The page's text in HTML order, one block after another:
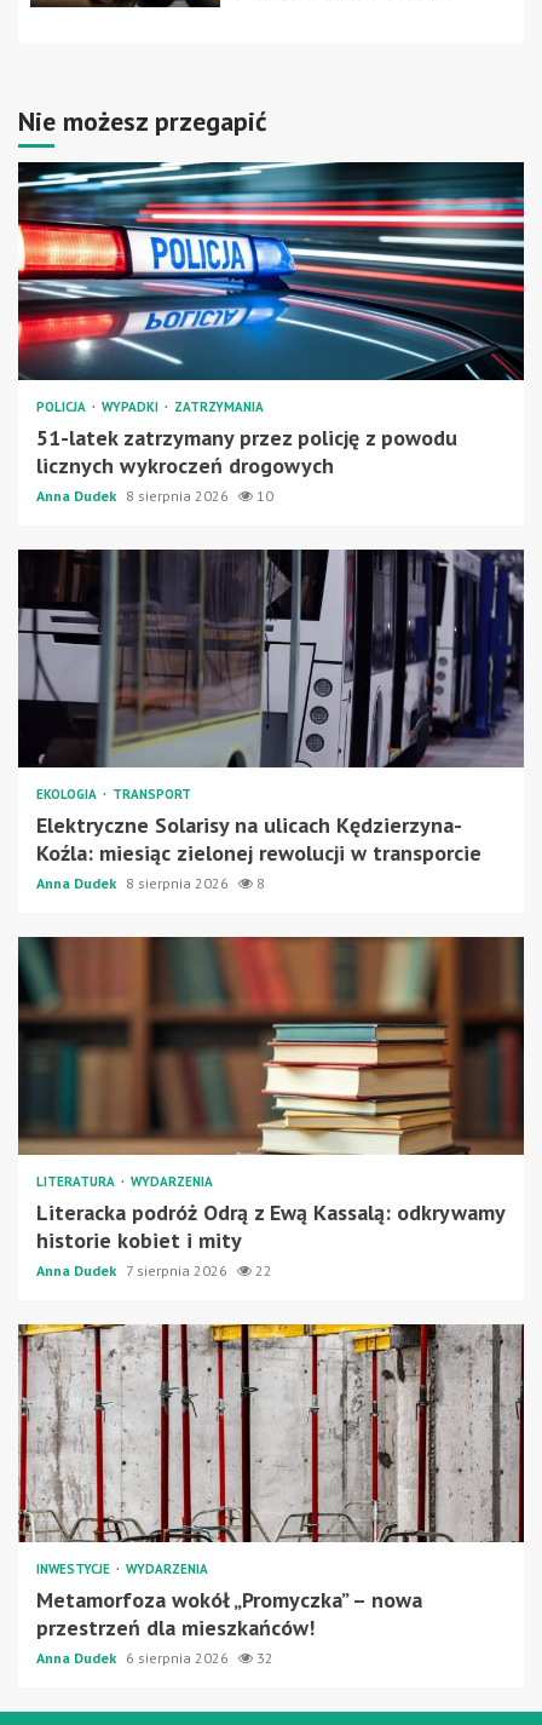
Nie możesz przegapić
POLICJA WYPADKI ZATRZYMANIA
51-latek zatrzymany przez policję z powodu
licznych wykroczeń drogowych
Anna Dudek 8 sierpnia 2026 10
EKOLOGIA TRANSPORT
Elektryczne Solarisy na ulicach Kędzierzyna-
Koźla: miesiąc zielonej rewolucji w transporcie
Anna Dudek 8 sierpnia 2026 8
LITERATURA WYDARZENIA
Literacka podróż Odrą z Ewą Kassalą: odkrywamy
historie kobiet i mity
Anna Dudek 7 sierpnia 2026 22
INWESTYCJE WYDARZENIA
Metamorfoza wokół „Promyczka” – nowa
przestrzeń dla mieszkańców!
Anna Dudek 6 sierpnia 2026 32